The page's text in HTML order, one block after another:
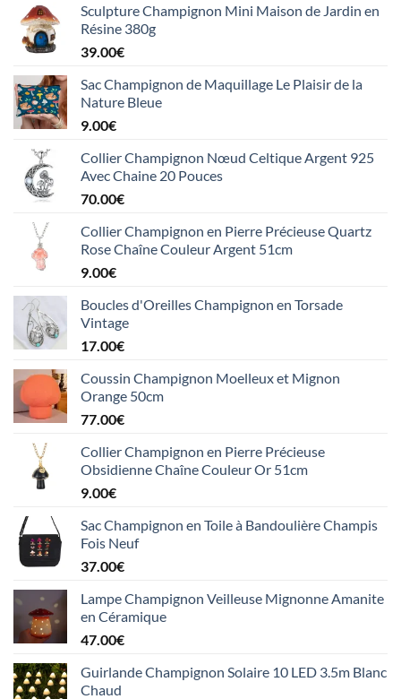
Sculpture Champignon Mini Maison de Jardin en
Résine 380g
39.00€
Sac Champignon de Maquillage Le Plaisir de la
Nature Bleue
9.00€
Collier Champignon Nœud Celtique Argent 925
Avec Chaine 20 Pouces
70.00€
Collier Champignon en Pierre Précieuse Quartz
Rose Chaîne Couleur Argent 51cm
9.00€
Boucles d'Oreilles Champignon en Torsade
Vintage
17.00€
Coussin Champignon Moelleux et Mignon
Orange 50cm
77.00€
Collier Champignon en Pierre Précieuse
Obsidienne Chaîne Couleur Or 51cm
9.00€
Sac Champignon en Toile à Bandoulière Champis
Fois Neuf
37.00€
Lampe Champignon Veilleuse Mignonne Amanite
en Céramique
47.00€
Guirlande Champignon Solaire 10 LED 3.5m Blanc
Chaud